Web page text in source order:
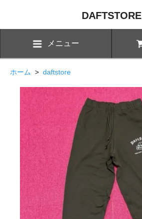
DAFTSTORE
メニュー
ホーム > daftstore